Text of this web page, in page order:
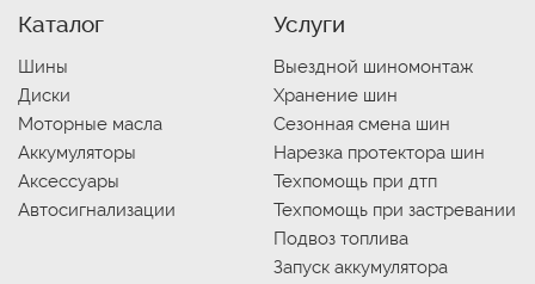
Каталог
Шины
Диски
Моторные масла
Аккумуляторы
Аксессуары
Автосигнализации
Услуги
Выездной шиномонтаж
Хранение шин
Сезонная смена шин
Нарезка протектора шин
Техпомощь при дтп
Техпомощь при застревании
Подвоз топлива
Запуск аккумулятора